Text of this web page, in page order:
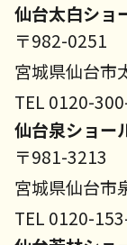
仙台太白ショ
〒982-0251
宮城県仙台市
TEL 0120-
仙台泉ショー
〒981-3213
宮城県仙台市
TEL 0120-